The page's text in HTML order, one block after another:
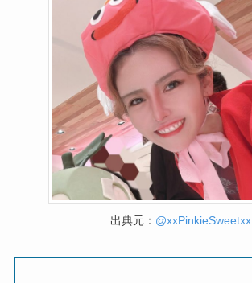
出典元： @xxPinkieSweetxx